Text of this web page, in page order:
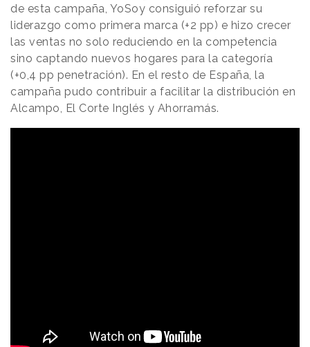
de esta campaña, YoSoy consiguió reforzar su
liderazgo como primera marca (+2 pp) e hizo crecer
las ventas no solo reduciendo en la competencia
sino captando nuevos hogares para la categoría
(+0,4 pp penetración). En el resto de España, la
campaña pudo contribuir a facilitar la distribución en
Alcampo, El Corte Inglés y Ahorramás.